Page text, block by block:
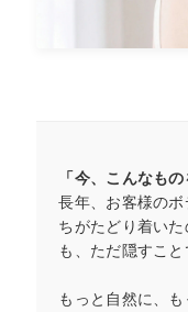
「今、こんなも
長年、お客様の
ちがたどり着い
も、ただ隠すこと
もっと自然に、